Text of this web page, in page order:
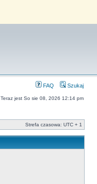
FAQ Szukaj
Teraz jest So sie 08, 2026 12:14 pm
Strefa czasowa: UTC + 1